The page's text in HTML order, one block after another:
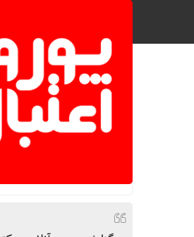
صفحه نخست سیاسی
رئیس